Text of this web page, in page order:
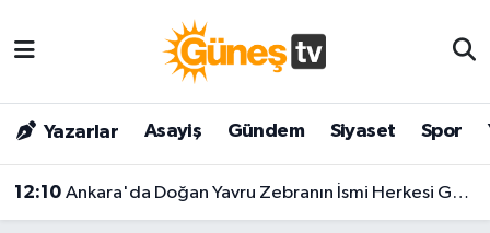
Yazarlar Asayiş Gündem Siyaset Spor
12:10 Ankara'da Doğan Yavru Zebranın İsmi Herkesi Gülümsetti: Tercih Edilen Ad 'Pijamalı' Oldu!
Bilim & Teknoloji
Dünya
Malatya Nöbetçi Eczaneler
Malatya Hava Durumu
Malatya Namaz Vakitleri